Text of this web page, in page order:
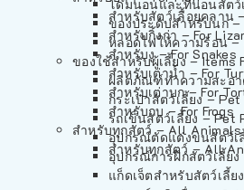
โดมนอนและที่นอนสัตว์
ของประดับสำหรับนก
หลอดไฟให้ความร้อน –
ของใช้สำหรับผู้เลี้ยง – Items
ผลิตภัณฑ์ทำความสะอา
กระเป๋าสัตว์เลี้ยง –
รถเข็นสัตว์เลี้ยง – Pet
อุปกรณ์ตัดแต่งขนสัตว์เ
อุปกรณ์การฝึกสัตว์เลี้ย
แก็ดเจ็ตสำหรับสัตว์เลี้ย
สำหรับสัตว์เลื้อยคลาน
สำหรับกิ้งก่า – For
สำหรับงู – For Snakes
สำหรับเต่าน้ำ – For
สำหรับเต่าบก – For
สำหรับกบ – For Frogs
สำหรับทุกสัตว์ – All Animals
สำหรับทุกสัตว์ – All